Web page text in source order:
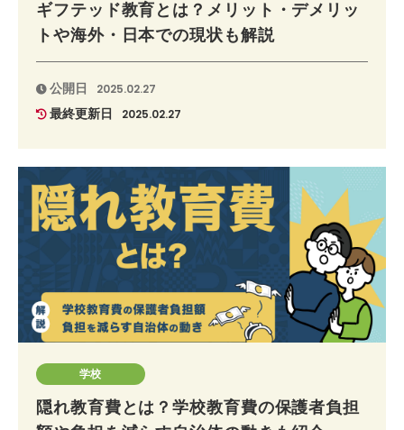
ギフテッド教育とは？メリット・デメリッ
トや海外・日本での現状も解説
公開日 2025.02.27
最終更新日 2025.02.27
学校
隠れ教育費とは？学校教育費の保護者負担